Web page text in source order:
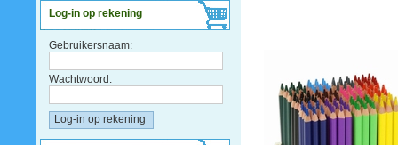
Log-in op rekening
Gebruikersnaam:
Wachtwoord: